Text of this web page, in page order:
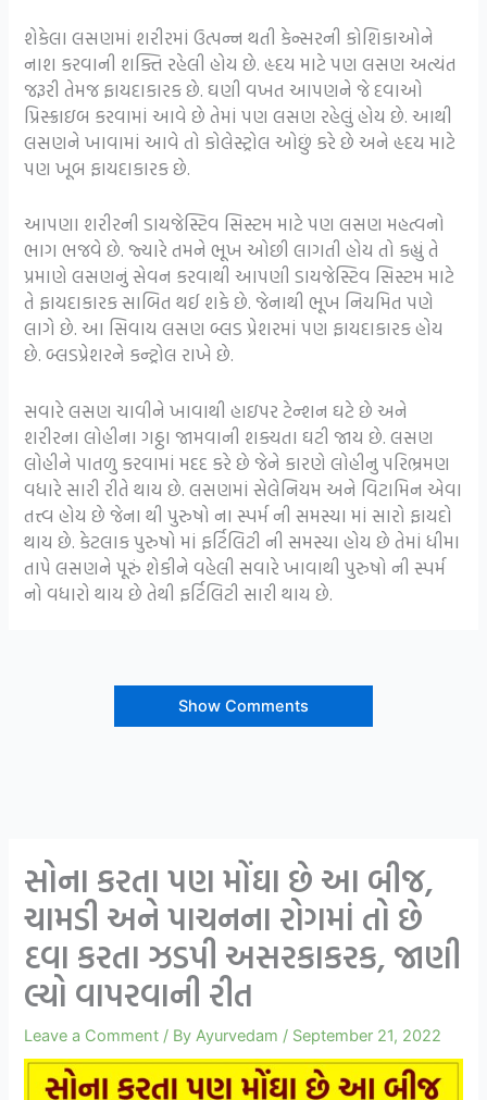
શેકેલા લસણમાં શરીરમાં ઉત્પન્ન થતી કેન્સરની કોશિકાઓને
નાશ કરવાની શક્તિ રહેલી હોય છે. હૃદય માટે પણ લસણ અત્યંત
જરૂરી તેમજ ફાયદાકારક છે. ઘણી વખત આપણને જે દવાઓ
પ્રિસ્ક્રાઇબ કરવામાં આવે છે તેમાં પણ લસણ રહેલું હોય છે. આથી
લસણને ખાવામાં આવે તો કોલેસ્ટ્રોલ ઓછું કરે છે અને હૃદય માટે
પણ ખૂબ ફાયદાકારક છે.
આપણા શરીરની ડાયજેસ્ટિવ સિસ્ટમ માટે પણ લસણ મહત્વનો
ભાગ ભજવે છે. જ્યારે તમને ભૂખ ઓછી લાગતી હોય તો કહ્યું તે
પ્રમાણે લસણનું સેવન કરવાથી આપણી ડાયજેસ્ટિવ સિસ્ટમ માટે
તે ફાયદાકારક સાબિત થઈ શકે છે. જેનાથી ભૂખ નિયમિત પણે
લાગે છે. આ સિવાય લસણ બ્લડ પ્રેશરમાં પણ ફાયદાકારક હોય
છે. બ્લડપ્રેશરને કન્ટ્રોલ રાખે છે.
સવારે લસણ ચાવીને ખાવાથી હાઇપર ટેન્શન ઘટે છે અને
શરીરના લોહીના ગઠ્ઠા જામવાની શક્યતા ઘટી જાય છે. લસણ
લોહીને પાતળુ કરવામાં મદદ કરે છે જેને કારણે લોહીનુ પરિભ્રમણ
વધારે સારી રીતે થાય છે. લસણમાં સેલેનિયમ અને વિટામિન એવા
તત્ત્વ હોય છે જેના થી પુરુષો ના સ્પર્મ ની સમસ્યા માં સારો ફાયદો
થાય છે. કેટલાક પુરુષો માં ફર્ટિલિટી ની સમસ્યા હોય છે તેમાં ધીમા
તાપે લસણને પૂરું શેકીને વહેલી સવારે ખાવાથી પુરુષો ની સ્પર્મ
નો વધારો થાય છે તેથી ફર્ટિલિટી સારી થાય છે.
Show Comments
સોના કરતા પણ મોંઘા છે આ બીજ,
ચામડી અને પાચનના રોગમાં તો છે
દવા કરતા ઝડપી અસરકાકરક, જાણી
લ્યો વાપરવાની રીત
Leave a Comment / ByAyurvedam / September 21, 2022